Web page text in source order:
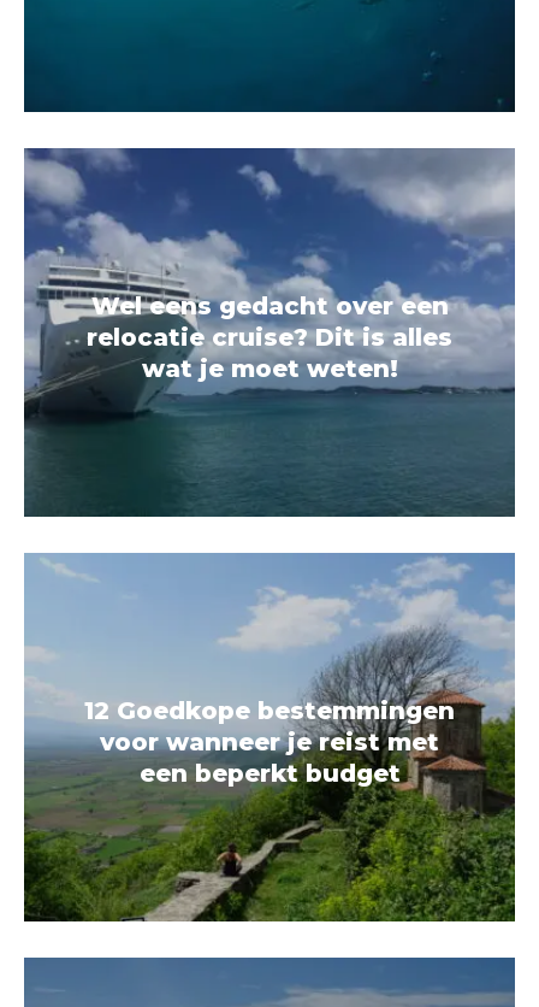
Wel eens gedacht over een
relocatie cruise? Dit is alles
wat je moet weten!
12 Goedkope bestemmingen
voor wanneer je reist met
een beperkt budget